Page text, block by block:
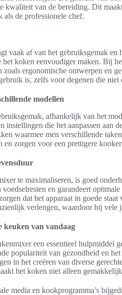
kwaliteit van de bereiding. Dit
de professionele chef.
vaak af van het gebruiksgemak
koken eenvoudiger maken. Bij
zoals ergonomische ontwerpen en
is, zelfs voor degenen die niet
modellen
afhankelijk van het
instellingen die het aanpassen aan
waarmee men verschillende
zorgen voor een prettigere
te maximaliseren, is goed
en garandeert
dat het apparaat in goede
verlengen, waardoor hij vele
keuken van vandaag
een essentieel hulpmiddel
populariteit van gezondheid en
in het creëren van diverse
het koken niet alleen
media en kookprogramma’s